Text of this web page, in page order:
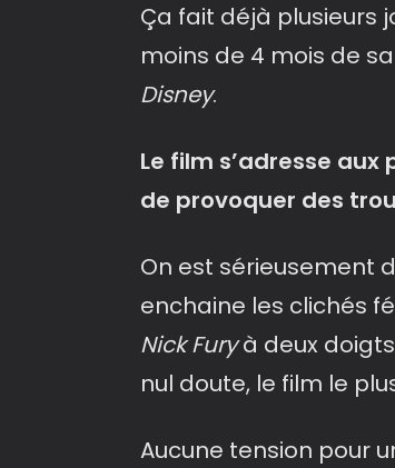
Ça fait déjà plusieurs
moins de 4 mois de
Disney.
Le film s’adresse
de provoquer des
On est sérieusement
enchaine les clichés
Nick Furyà deux
nul doute, le film le
Aucune tension pour